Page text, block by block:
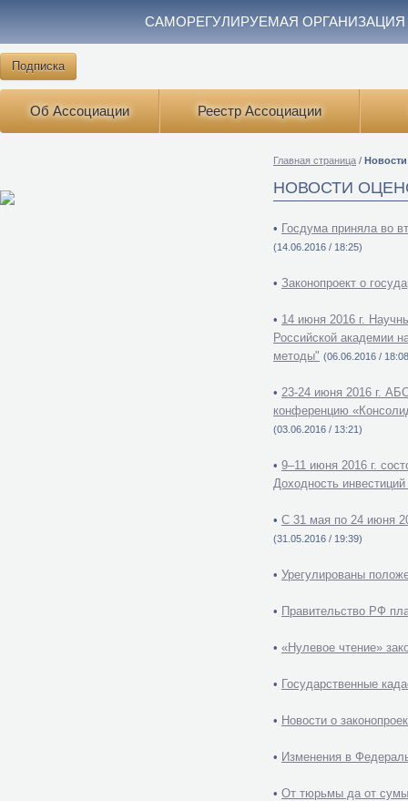
САМОРЕГУЛИРУЕМАЯ
Подписка
Об Ассоциации Реестр Ассоциации
Главная страница /
НОВОСТИ
• Госдума приняла во
(14.06.2016 / 18:25)
• Законопроект о
• 14 июня 2016 г.
Российской академии
методы" (06.06.2016 /
• 23-24 июня 2016 г.
конференцию
(03.06.2016 / 13:21)
• 9–11 июня 2016 г.
Доходность
• С 31 мая по 24 июня
(31.05.2016 / 19:39)
• Урегулированы
• Правительство РФ
• «Нулевое чтение»
• Государственные
• Новости о
• Изменения в
• От тюрьмы да от сумы